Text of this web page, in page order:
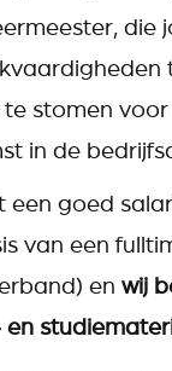
die
stomen
in de
een goed
van een
en wij
en